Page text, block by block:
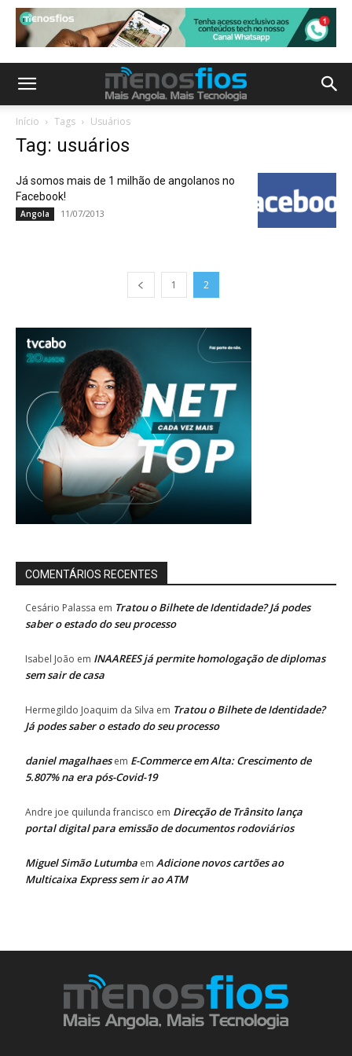
Início Tags Usuários
Tag: usuários
Já somos mais de 1 milhão de angolanos no
Facebook!
Angola 11/07/2013
1 2
COMENTÁRIOS RECENTES
Cesário Palassa em Tratou o Bilhete de Identidade? Já podes
saber o estado do seu processo
Isabel João em INAAREES já permite homologação de diplomas
sem sair de casa
Hermegildo Joaquim da Silva em Tratou o Bilhete de Identidade?
Já podes saber o estado do seu processo
daniel magalhaesem E-Commerce em Alta: Crescimento de
5.807% na era pós-Covid-19
Andre joe quilunda francisco em Direcção de Trânsito lança
portal digital para emissão de documentos rodoviários
Miguel Simão Lutumba em Adicione novos cartões ao
Multicaixa Express sem ir ao ATM